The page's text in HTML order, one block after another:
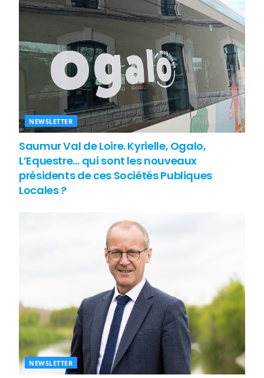
NEWSLETTER
Saumur Val de Loire. Kyrielle, Ogalo,
L’Equestre… qui sont les nouveaux
présidents de ces Sociétés Publiques
Locales ?
NEWSLETTER